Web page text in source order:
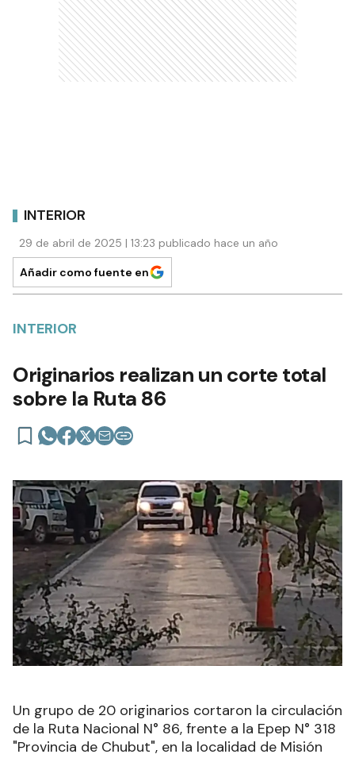
INTERIOR
29 de abril de 2025 | 13:23 publicado hace un año
Añadir como fuente en
INTERIOR
Originarios realizan un corte total
sobre la Ruta 86
Un grupo de 20 originarios cortaron la circulación
de la Ruta Nacional N° 86, frente a la Epep N° 318
"Provincia de Chubut", en la localidad de Misión